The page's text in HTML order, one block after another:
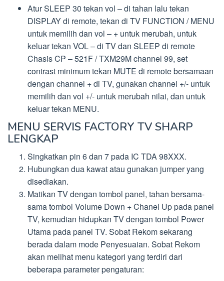
Atur SLEEP 30 tekan vol – di tahan lalu tekan
DISPLAY di remote, tekan di TV FUNCTION / MENU
untuk memilih dan vol – + untuk merubah, untuk
keluar tekan VOL – di TV dan SLEEP di remote
Chasis CP – 521F / TXM29M channel 99, set
contrast minimum tekan MUTE di remote bersamaan
dengan channel + di TV, gunakan channel +/- untuk
memilih dan vol +/- untuk merubah nilai, dan untuk
keluar tekan MENU.
MENU SERVIS FACTORY TV SHARP
LENGKAP
Singkatkan pin 6 dan 7 pada IC TDA 98XXX.
Hubungkan dua kawat atau gunakan jumper yang
disediakan.
Matikan TV dengan tombol panel, tahan bersama-
sama tombol Volume Down + Chanel Up pada panel
TV, kemudian hidupkan TV dengan tombol Power
Utama pada panel TV. Sobat Rekom sekarang
berada dalam mode Penyesuaian. Sobat Rekom
akan melihat menu kategori yang terdiri dari
beberapa parameter pengaturan: